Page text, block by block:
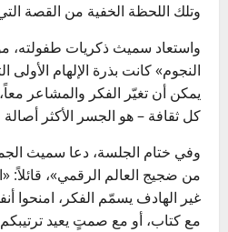
وتلك اللحظة الخفية من القصة
واستعاد سميث ذكريات طفولته،
النجوم» كانت بذرة الإلهام
يمكن أن تغيّر الفكر والمشاعر
كل ثقافة – هو الجسر الأكثر أصالة
وفي ختام الجلسة، دعا سميث
من ضجيج العالم الرقمي»، قائلاً:
غير الهادف يسمّم الفكر، امنحوا
مع كتاب، أو مع صمتٍ يعيد